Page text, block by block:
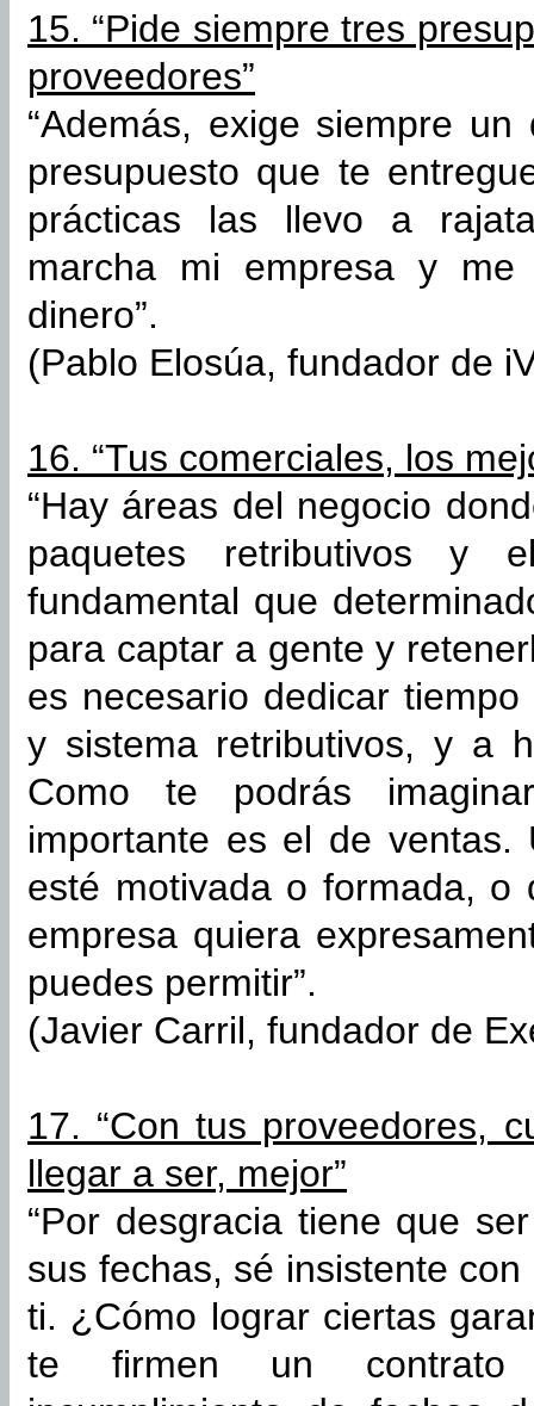
15. “Pide siempre tres
proveedores”
“Además, exige siempre
presupuesto que te
prácticas las llevo a
marcha mi empresa y me
dinero”.
(Pablo Elosúa, fundador de
16. “Tus comerciales, los
“Hay áreas del negocio
paquetes retributivos y
fundamental que
para captar a gente y
es necesario dedicar
y sistema retributivos, y a
Como te podrás
importante es el de
esté motivada o formada,
empresa quiera
puedes permitir”.
(Javier Carril, fundador de
17. “Con tus proveedores,
llegar a ser, mejor”
“Por desgracia tiene que
sus fechas, sé insistente
ti. ¿Cómo lograr ciertas
te firmen un contrato